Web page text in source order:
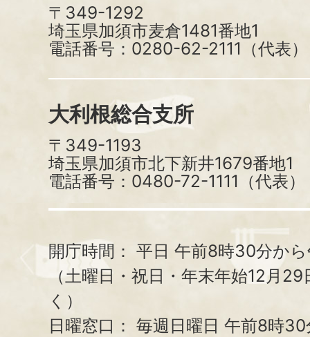
〒349-1292
埼玉県加須市麦倉1481番地1
電話番号：0280-62-2111（代表）
大利根総合支所
〒349-1193
埼玉県加須市北下新井1679番地1
電話番号：0480-72-1111（代表）
開庁時間： 平日 午前8時30分か
（土曜日・祝日・年末年始12月
く）
日曜窓口： 毎週日曜日 午前8時